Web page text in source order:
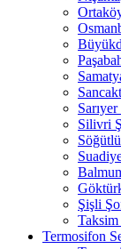
Silivri
Şişli
Termosifon